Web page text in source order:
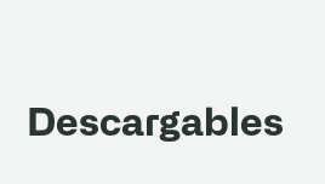
Descargables